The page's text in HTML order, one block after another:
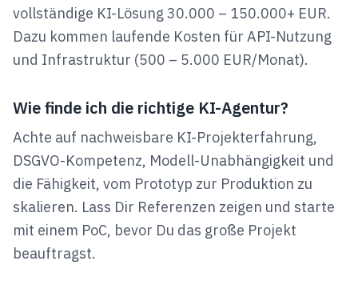
vollständige KI-Lösung 30.000 – 150.000+ EUR.
Dazu kommen laufende Kosten für API-Nutzung
und Infrastruktur (500 – 5.000 EUR/Monat).
Wie finde ich die richtige KI-Agentur?
Achte auf nachweisbare KI-Projekterfahrung,
DSGVO-Kompetenz, Modell-Unabhängigkeit und
die Fähigkeit, vom Prototyp zur Produktion zu
skalieren. Lass Dir Referenzen zeigen und starte
mit einem PoC, bevor Du das große Projekt
beauftragst.